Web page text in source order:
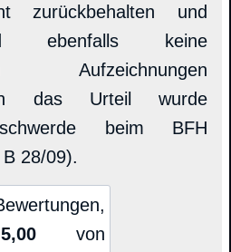
zurückbehalten und
ebenfalls keine
Aufzeichnungen
das Urteil wurde
beim BFH
28/09).
5,00von